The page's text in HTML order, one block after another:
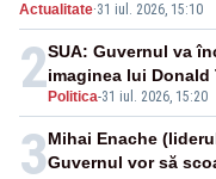
străini
Actualitate·31 iul. 2026, 15:10
2 Politica-31 iul. 2026, 15:20
SUA: Guvernul va
imaginea lui
3Mihai Enache
Guvernul vor să